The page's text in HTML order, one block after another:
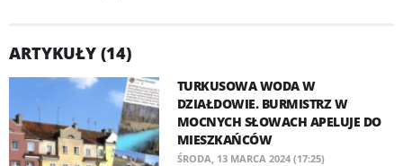
ARTYKUŁY (14)
TURKUSOWA WODA W
DZIAŁDOWIE. BURMISTRZ W
MOCNYCH SŁOWACH APELUJE DO
MIESZKAŃCÓW
ŚRODA, 13 MARCA 2024 (17:25)